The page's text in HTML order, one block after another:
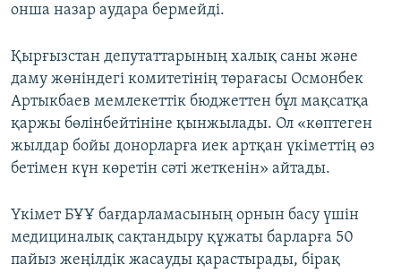
онша назар аудара бермейді.
Қырғызстан депутаттарының халық саны және
даму жөніндегі комитетінің төрағасы Осмонбек
Артыкбаев мемлекеттік бюджеттен бұл мақсатқа
қаржы бөлінбейтініне қынжылады. Ол «көптеген
жылдар бойы донорларға иек артқан үкіметтің өз
бетімен күн көретін сәті жеткенін» айтады.
Үкімет БҰҰ бағдарламасының орнын басу үшін
медициналық сақтандыру құжаты барларға 50
пайыз жеңілдік жасауды қарастырады, бірақ